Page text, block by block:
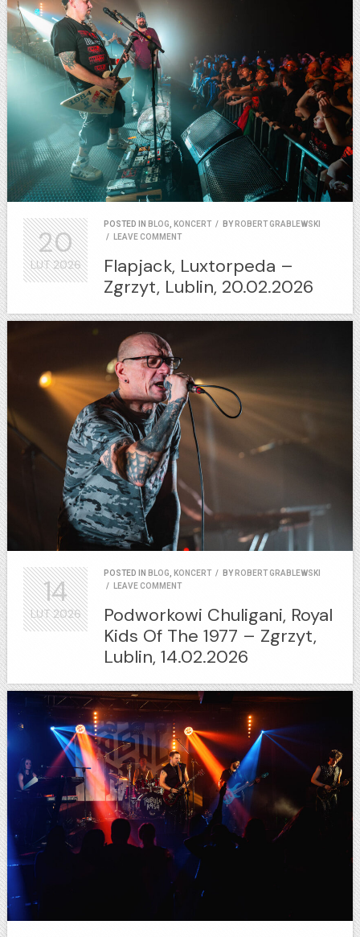
POSTED IN BLOG KONCERT / BY ROBERT GRABLEWSKI
/
LEAVE COMMENT
Flapjack, Luxtorpeda –
Zgrzyt, Lublin, 20.02.2026
20
LUT2026
POSTED IN BLOG KONCERT / BY ROBERT GRABLEWSKI
/
LEAVE COMMENT
Podworkowi Chuligani, Royal
Kids Of The 1977 – Zgrzyt,
Lublin, 14.02.2026
14
LUT2026